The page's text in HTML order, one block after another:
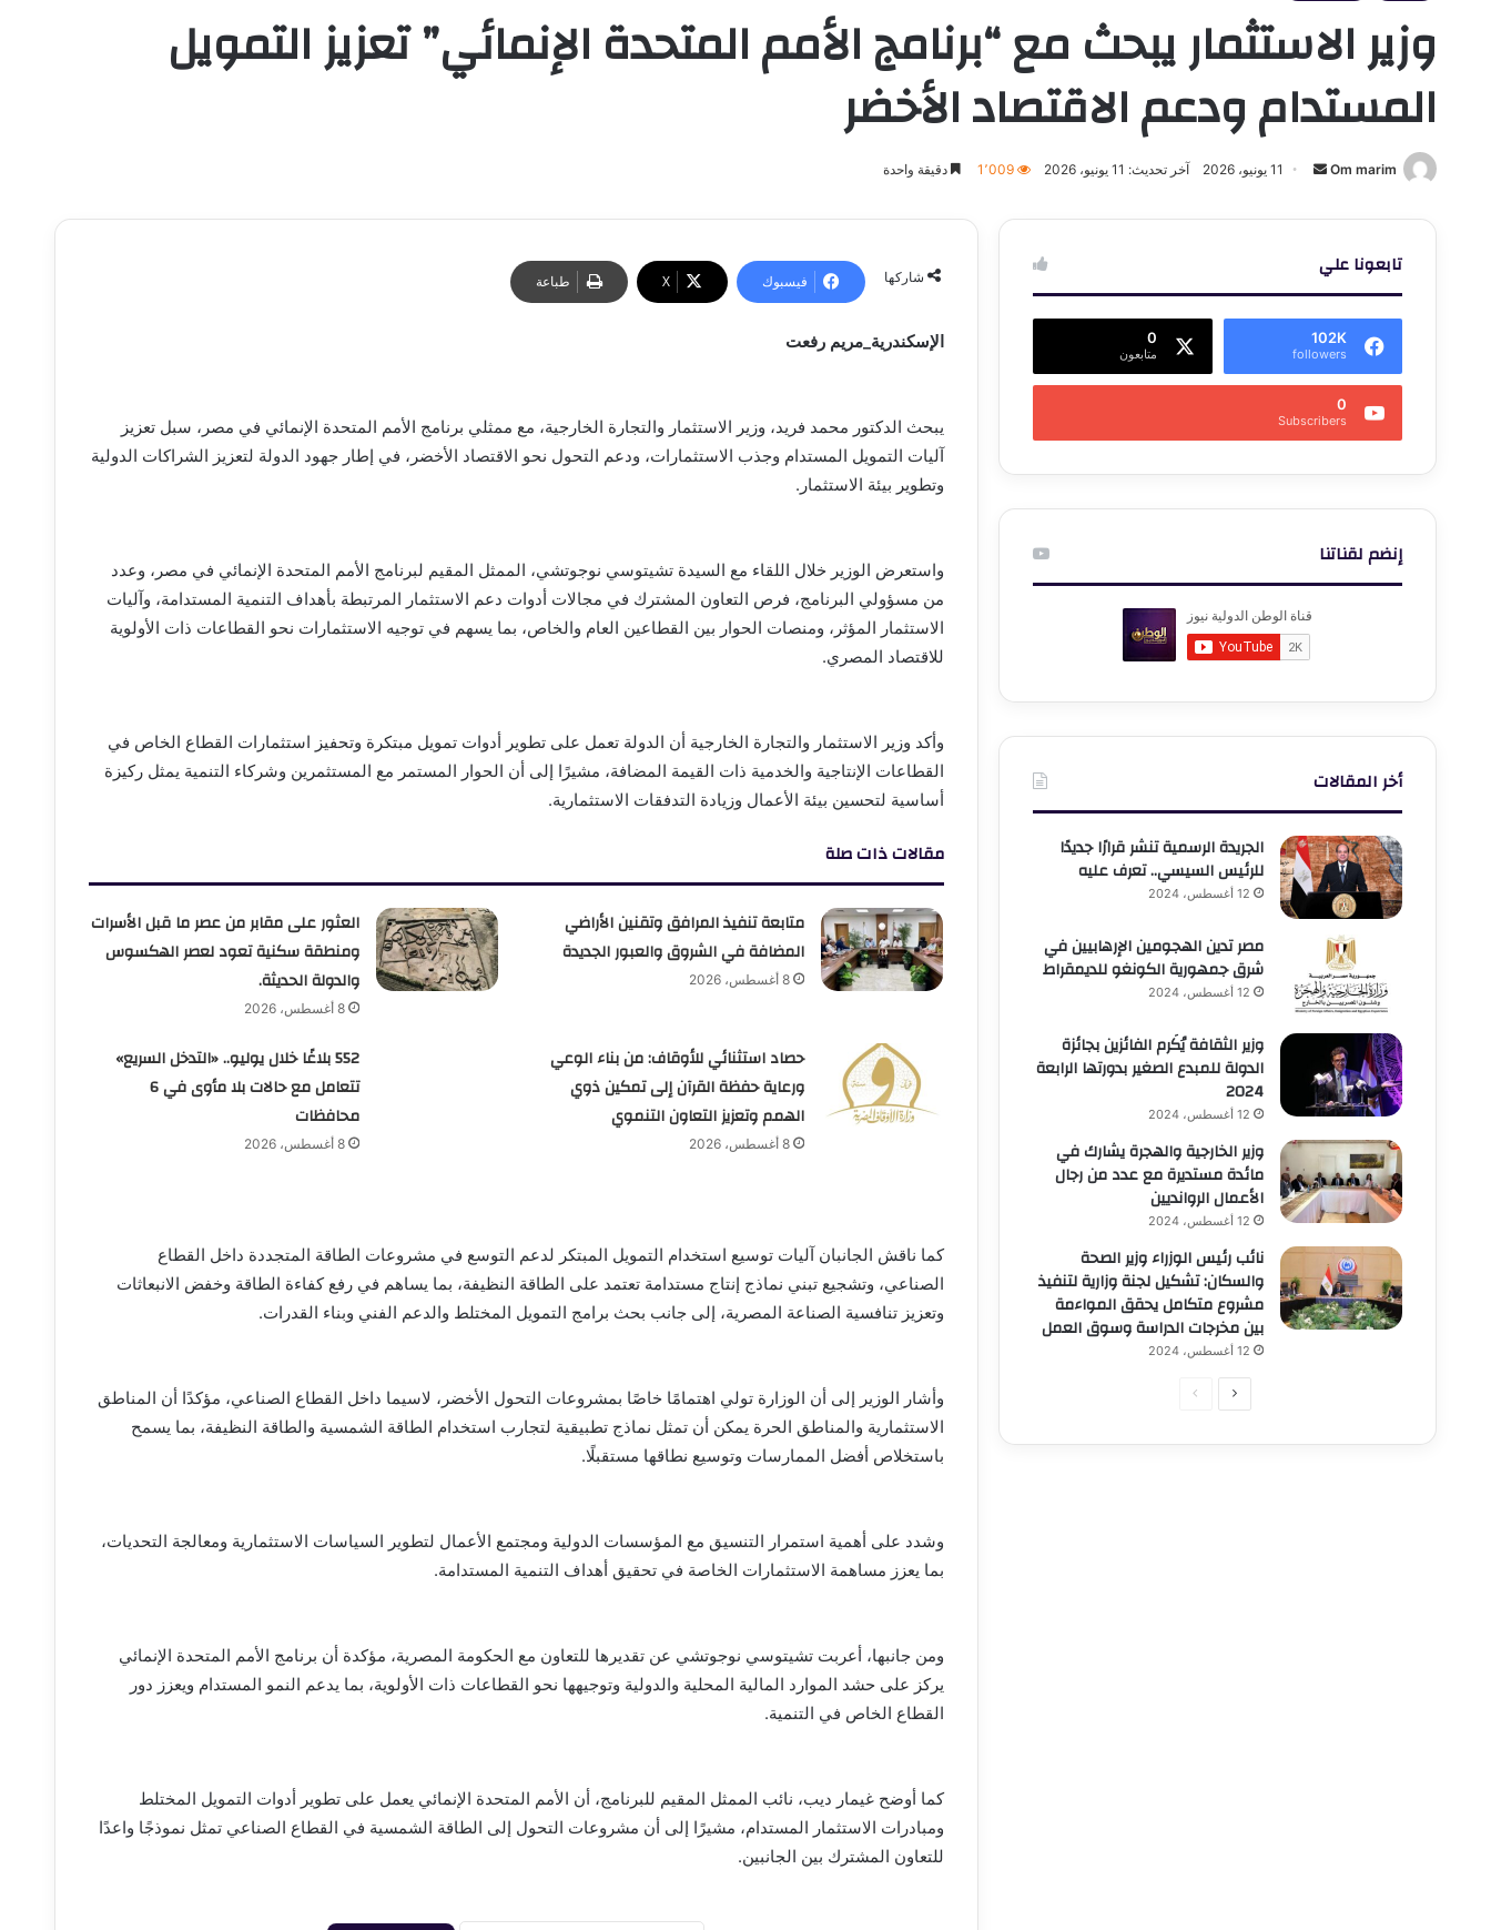
وزير الاستثمار يبحث مع “برنامج الأمم المتحدة الإنمائي” تعزيز التمويل
المستدام ودعم الاقتصاد الأخضر
Om marim
أرسل
إلكترونيا
11 يونيو، 2026 آخر تحديث: 11 يونيو، 2026 1٬009 دقيقة واحدة
شاركها فيسبوك ‫X طباعة
الإسكندرية_مريم رفعت
يبحث الدكتور محمد فريد، وزير الاستثمار والتجارة الخارجية، مع ممثلي برنامج الأمم المتحدة الإنمائي في مصر، سبل تعزيز
آليات التمويل المستدام وجذب الاستثمارات، ودعم التحول نحو الاقتصاد الأخضر، في إطار جهود الدولة لتعزيز الشراكات الدولية
وتطوير بيئة الاستثمار.
واستعرض الوزير خلال اللقاء مع السيدة تشيتوسي نوجوتشي، الممثل المقيم لبرنامج الأمم المتحدة الإنمائي في مصر، وعدد
من مسؤولي البرنامج، فرص التعاون المشترك في مجالات أدوات دعم الاستثمار المرتبطة بأهداف التنمية المستدامة، وآليات
الاستثمار المؤثر، ومنصات الحوار بين القطاعين العام والخاص، بما يسهم في توجيه الاستثمارات نحو القطاعات ذات الأولوية
للاقتصاد المصري.
وأكد وزير الاستثمار والتجارة الخارجية أن الدولة تعمل على تطوير أدوات تمويل مبتكرة وتحفيز استثمارات القطاع الخاص في
القطاعات الإنتاجية والخدمية ذات القيمة المضافة، مشيرًا إلى أن الحوار المستمر مع المستثمرين وشركاء التنمية يمثل ركيزة
أساسية لتحسين بيئة الأعمال وزيادة التدفقات الاستثمارية.
مقالات ذات صلة
متابعة تنفيذ المرافق وتقنين الأراضي
المضافة في الشروق والعبور الجديدة
8 أغسطس، 2026
العثور على مقابر من عصر ما قبل الأسرات
ومنطقة سكنية تعود لعصر الهكسوس
والدولة الحديثة.
8 أغسطس، 2026
حصاد استثنائي للأوقاف: من بناء الوعي
ورعاية حفظة القرآن إلى تمكين ذوي
الهمم وتعزيز التعاون التنموي
8 أغسطس، 2026
552 بلاغًا خلال يوليو.. «التدخل السريع»
تتعامل مع حالات بلا مأوى في 6
محافظات
8 أغسطس، 2026
كما ناقش الجانبان آليات توسيع استخدام التمويل المبتكر لدعم التوسع في مشروعات الطاقة المتجددة داخل القطاع
الصناعي، وتشجيع تبني نماذج إنتاج مستدامة تعتمد على الطاقة النظيفة، بما يساهم في رفع كفاءة الطاقة وخفض الانبعاثات
وتعزيز تنافسية الصناعة المصرية، إلى جانب بحث برامج التمويل المختلط والدعم الفني وبناء القدرات.
وأشار الوزير إلى أن الوزارة تولي اهتمامًا خاصًا بمشروعات التحول الأخضر، لاسيما داخل القطاع الصناعي، مؤكدًا أن المناطق
الاستثمارية والمناطق الحرة يمكن أن تمثل نماذج تطبيقية لتجارب استخدام الطاقة الشمسية والطاقة النظيفة، بما يسمح
باستخلاص أفضل الممارسات وتوسيع نطاقها مستقبلًا.
وشدد على أهمية استمرار التنسيق مع المؤسسات الدولية ومجتمع الأعمال لتطوير السياسات الاستثمارية ومعالجة التحديات،
بما يعزز مساهمة الاستثمارات الخاصة في تحقيق أهداف التنمية المستدامة.
ومن جانبها، أعربت تشيتوسي نوجوتشي عن تقديرها للتعاون مع الحكومة المصرية، مؤكدة أن برنامج الأمم المتحدة الإنمائي
يركز على حشد الموارد المالية المحلية والدولية وتوجيهها نحو القطاعات ذات الأولوية، بما يدعم النمو المستدام ويعزز دور
القطاع الخاص في التنمية.
كما أوضح غيمار ديب، نائب الممثل المقيم للبرنامج، أن الأمم المتحدة الإنمائي يعمل على تطوير أدوات التمويل المختلط
ومبادرات الاستثمار المستدام، مشيرًا إلى أن مشروعات التحول إلى الطاقة الشمسية في القطاع الصناعي تمثل نموذجًا واعدًا
للتعاون المشترك بين الجانبين.
تابعونا علي
102K
followers
0
متابعون
0
Subscribers
إنضم لقناتنا
أخر المقالات
الجريدة الرسمية تنشر قرارًا جديدًا
للرئيس السيسي.. تعرف عليه
12 أغسطس، 2024
مصر تدين الهجومين الإرهابيين في
شرق جمهورية الكونغو للديمقراط
12 أغسطس، 2024
وزير الثقافة يُكَرم الفائزين بجائزة
الدولة للمبدع الصغير بدورتها الرابعة
2024
12 أغسطس، 2024
وزير الخارجية والهجرة يشارك في
مائدة مستديرة مع عدد من رجال
الأعمال الروانديين
12 أغسطس، 2024
نائب رئيس الوزراء وزير الصحة
والسكان: تشكيل لجنة وزارية لتنفيذ
مشروع متكامل يحقق المواءمة
بين مخرجات الدراسة وسوق العمل
12 أغسطس، 2024
الصفحةالصفحة